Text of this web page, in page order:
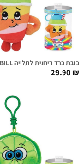
בובת ברד ריחנית לתלייה CHILL BILL
29.90₪